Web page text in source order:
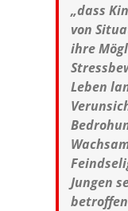
„dass
von
ihre
Leben
Jungen